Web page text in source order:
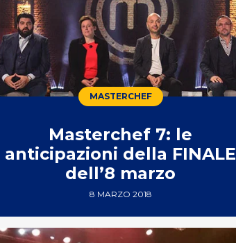
MASTERCHEF
Masterchef 7: le
anticipazioni della FINALE
dell’8 marzo
8 MARZO 2018